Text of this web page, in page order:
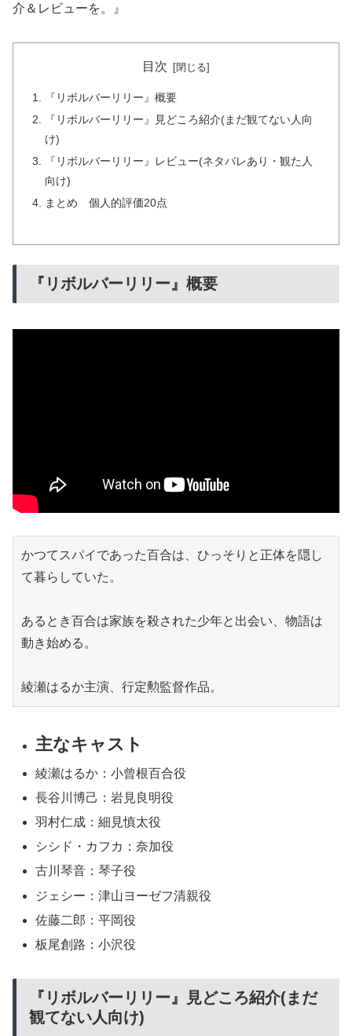
介＆レビューを。』
目次
『リボルバーリリー』概要
『リボルバーリリー』見どころ紹介(まだ観てない人向
け)
『リボルバーリリー』レビュー(ネタバレあり・観た人
向け)
まとめ 個人的評価20点
『リボルバーリリー』概要
かつてスパイであった百合は、ひっそりと正体を隠し
て暮らしていた。
あるとき百合は家族を殺された少年と出会い、物語は
動き始める。
綾瀬はるか主演、行定勲監督作品。
主なキャスト
綾瀬はるか：小曾根百合役
長谷川博己：岩見良明役
羽村仁成：細見慎太役
シシド・カフカ：奈加役
古川琴音：琴子役
ジェシー：津山ヨーゼフ清親役
佐藤二郎：平岡役
板尾創路：小沢役
『リボルバーリリー』見どころ紹介(まだ
観てない人向け)